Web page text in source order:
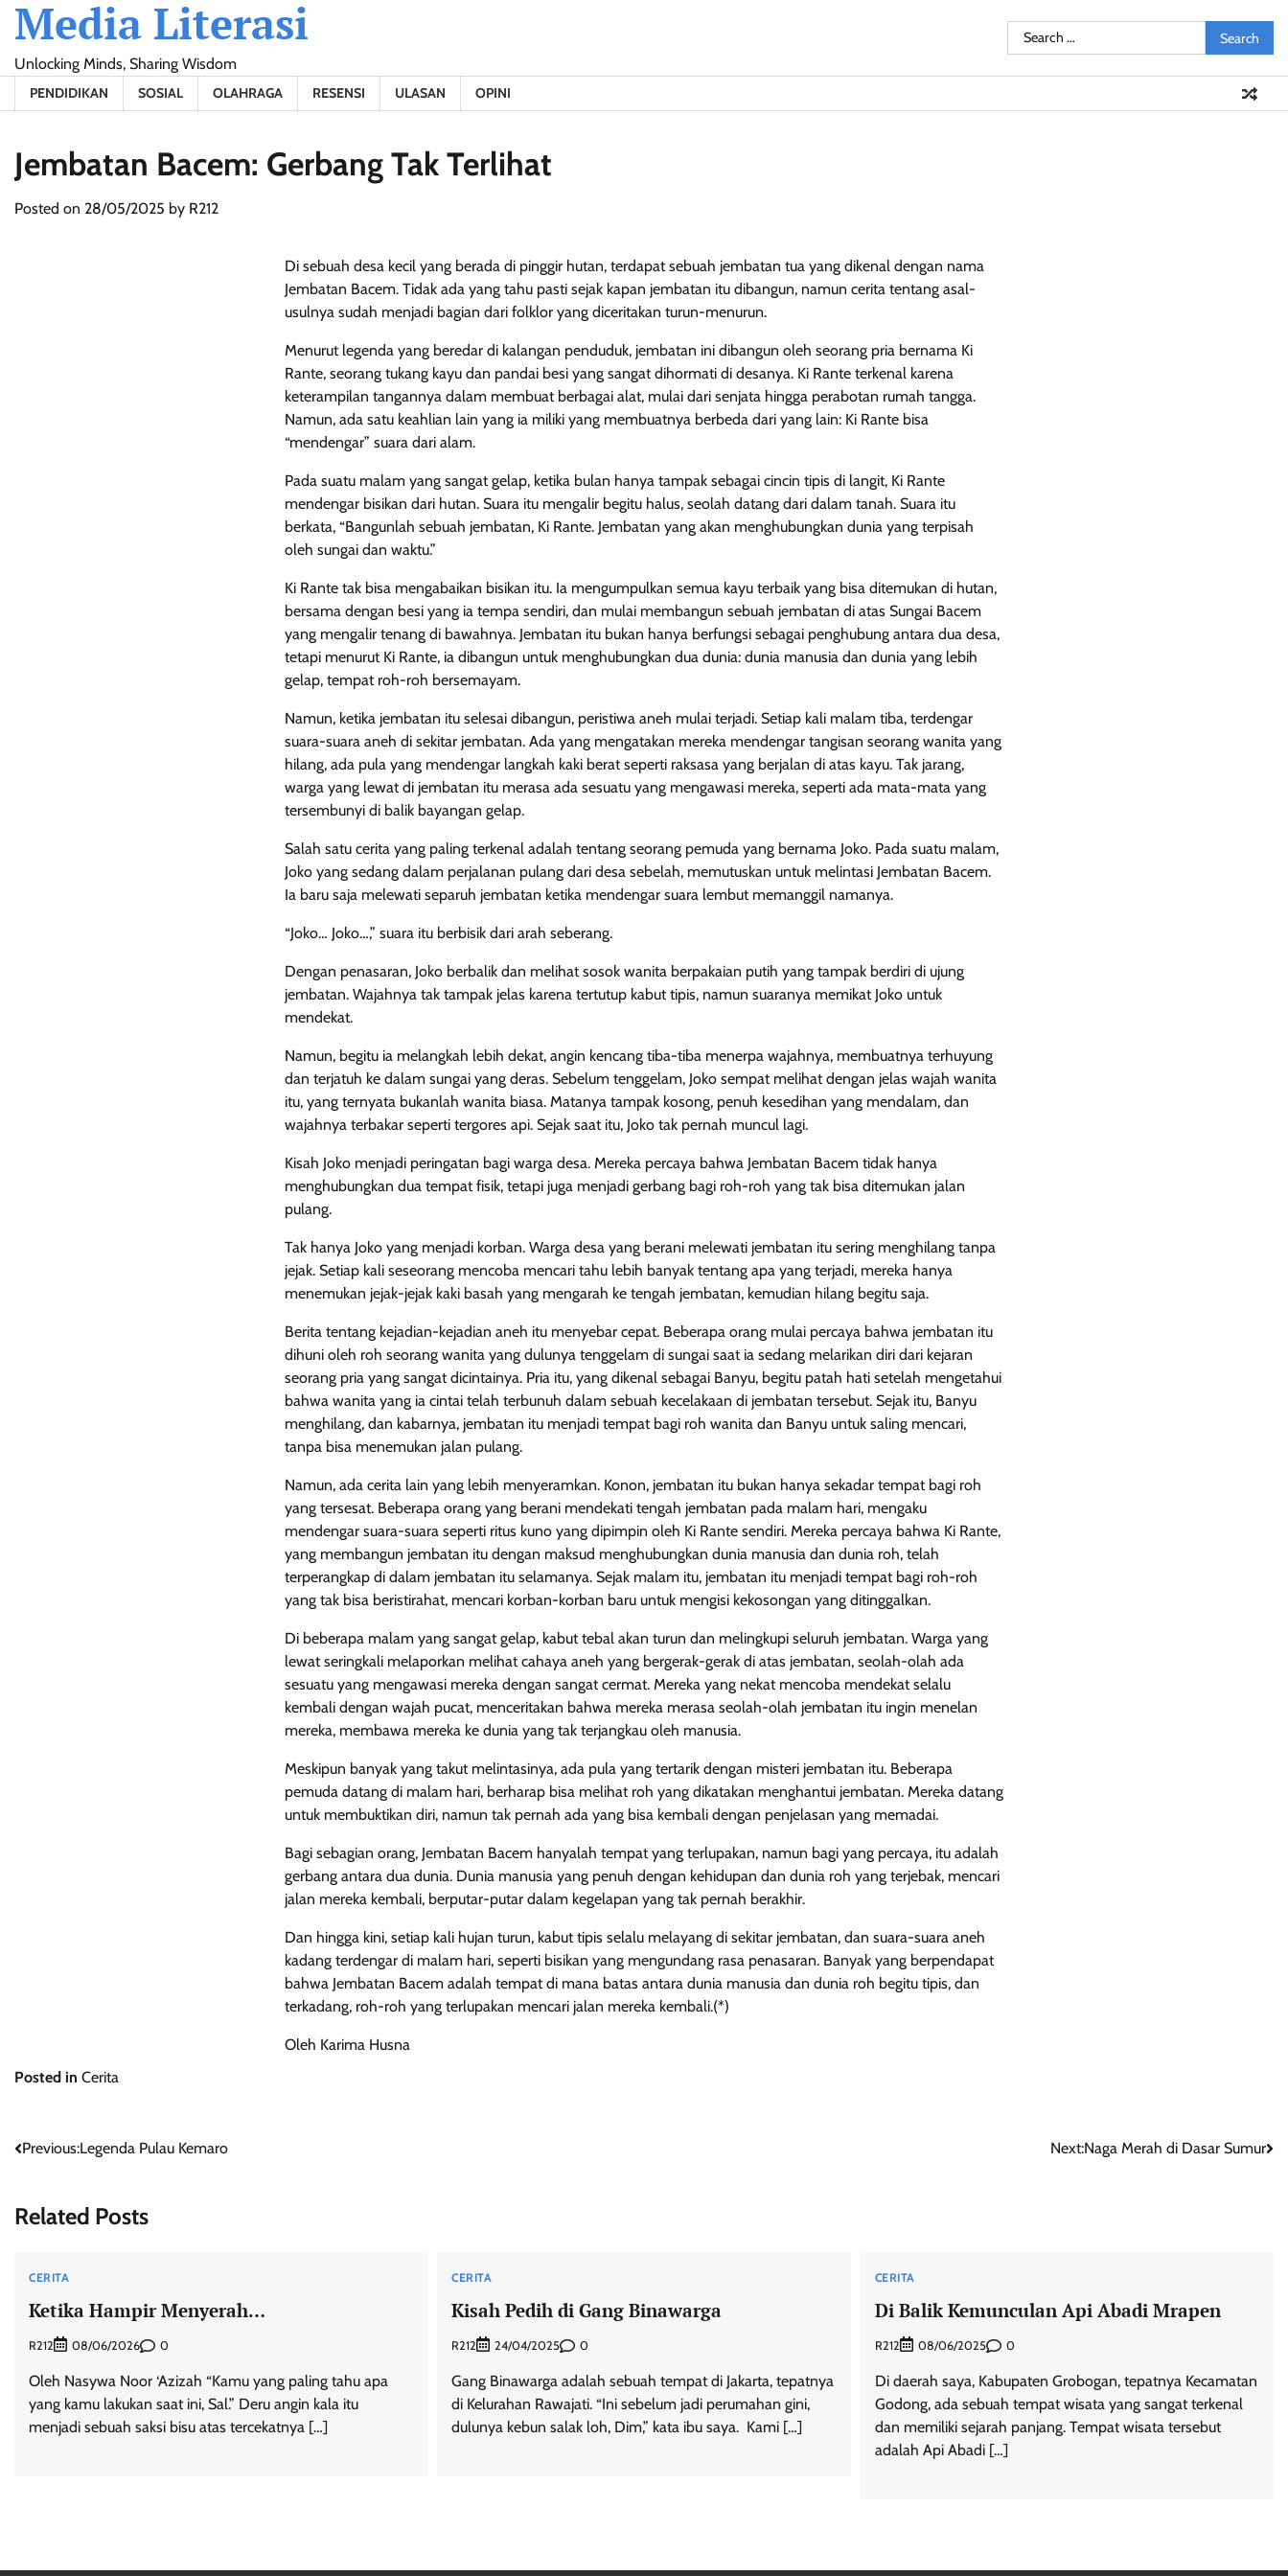
Skip
content
Media Literasi
Unlocking Minds, Sharing Wisdom
Opini
Search
for:
PENDIDIKAN SOSIAL OLAHRAGA RESENSI ULASAN OPINI
Jembatan Bacem: Gerbang Tak Terlihat
Posted on 28/05/2025 by R212
Di sebuah desa kecil yang berada di pinggir hutan, terdapat sebuah jembatan tua yang dikenal dengan nama
Jembatan Bacem. Tidak ada yang tahu pasti sejak kapan jembatan itu dibangun, namun cerita tentang asal-
usulnya sudah menjadi bagian dari folklor yang diceritakan turun-menurun.
Menurut legenda yang beredar di kalangan penduduk, jembatan ini dibangun oleh seorang pria bernama Ki
Rante, seorang tukang kayu dan pandai besi yang sangat dihormati di desanya. Ki Rante terkenal karena
keterampilan tangannya dalam membuat berbagai alat, mulai dari senjata hingga perabotan rumah tangga.
Namun, ada satu keahlian lain yang ia miliki yang membuatnya berbeda dari yang lain: Ki Rante bisa
“mendengar” suara dari alam.
Pada suatu malam yang sangat gelap, ketika bulan hanya tampak sebagai cincin tipis di langit, Ki Rante
mendengar bisikan dari hutan. Suara itu mengalir begitu halus, seolah datang dari dalam tanah. Suara itu
berkata, “Bangunlah sebuah jembatan, Ki Rante. Jembatan yang akan menghubungkan dunia yang terpisah
oleh sungai dan waktu.”
Ki Rante tak bisa mengabaikan bisikan itu. Ia mengumpulkan semua kayu terbaik yang bisa ditemukan di hutan,
bersama dengan besi yang ia tempa sendiri, dan mulai membangun sebuah jembatan di atas Sungai Bacem
yang mengalir tenang di bawahnya. Jembatan itu bukan hanya berfungsi sebagai penghubung antara dua desa,
tetapi menurut Ki Rante, ia dibangun untuk menghubungkan dua dunia: dunia manusia dan dunia yang lebih
gelap, tempat roh-roh bersemayam.
Namun, ketika jembatan itu selesai dibangun, peristiwa aneh mulai terjadi. Setiap kali malam tiba, terdengar
suara-suara aneh di sekitar jembatan. Ada yang mengatakan mereka mendengar tangisan seorang wanita yang
hilang, ada pula yang mendengar langkah kaki berat seperti raksasa yang berjalan di atas kayu. Tak jarang,
warga yang lewat di jembatan itu merasa ada sesuatu yang mengawasi mereka, seperti ada mata-mata yang
tersembunyi di balik bayangan gelap.
Salah satu cerita yang paling terkenal adalah tentang seorang pemuda yang bernama Joko. Pada suatu malam,
Joko yang sedang dalam perjalanan pulang dari desa sebelah, memutuskan untuk melintasi Jembatan Bacem.
Ia baru saja melewati separuh jembatan ketika mendengar suara lembut memanggil namanya.
“Joko… Joko…,” suara itu berbisik dari arah seberang.
Dengan penasaran, Joko berbalik dan melihat sosok wanita berpakaian putih yang tampak berdiri di ujung
jembatan. Wajahnya tak tampak jelas karena tertutup kabut tipis, namun suaranya memikat Joko untuk
mendekat.
Namun, begitu ia melangkah lebih dekat, angin kencang tiba-tiba menerpa wajahnya, membuatnya terhuyung
dan terjatuh ke dalam sungai yang deras. Sebelum tenggelam, Joko sempat melihat dengan jelas wajah wanita
itu, yang ternyata bukanlah wanita biasa. Matanya tampak kosong, penuh kesedihan yang mendalam, dan
wajahnya terbakar seperti tergores api. Sejak saat itu, Joko tak pernah muncul lagi.
Kisah Joko menjadi peringatan bagi warga desa. Mereka percaya bahwa Jembatan Bacem tidak hanya
menghubungkan dua tempat fisik, tetapi juga menjadi gerbang bagi roh-roh yang tak bisa ditemukan jalan
pulang.
Tak hanya Joko yang menjadi korban. Warga desa yang berani melewati jembatan itu sering menghilang tanpa
jejak. Setiap kali seseorang mencoba mencari tahu lebih banyak tentang apa yang terjadi, mereka hanya
menemukan jejak-jejak kaki basah yang mengarah ke tengah jembatan, kemudian hilang begitu saja.
Berita tentang kejadian-kejadian aneh itu menyebar cepat. Beberapa orang mulai percaya bahwa jembatan itu
dihuni oleh roh seorang wanita yang dulunya tenggelam di sungai saat ia sedang melarikan diri dari kejaran
seorang pria yang sangat dicintainya. Pria itu, yang dikenal sebagai Banyu, begitu patah hati setelah mengetahui
bahwa wanita yang ia cintai telah terbunuh dalam sebuah kecelakaan di jembatan tersebut. Sejak itu, Banyu
menghilang, dan kabarnya, jembatan itu menjadi tempat bagi roh wanita dan Banyu untuk saling mencari,
tanpa bisa menemukan jalan pulang.
Namun, ada cerita lain yang lebih menyeramkan. Konon, jembatan itu bukan hanya sekadar tempat bagi roh
yang tersesat. Beberapa orang yang berani mendekati tengah jembatan pada malam hari, mengaku
mendengar suara-suara seperti ritus kuno yang dipimpin oleh Ki Rante sendiri. Mereka percaya bahwa Ki Rante,
yang membangun jembatan itu dengan maksud menghubungkan dunia manusia dan dunia roh, telah
terperangkap di dalam jembatan itu selamanya. Sejak malam itu, jembatan itu menjadi tempat bagi roh-roh
yang tak bisa beristirahat, mencari korban-korban baru untuk mengisi kekosongan yang ditinggalkan.
Di beberapa malam yang sangat gelap, kabut tebal akan turun dan melingkupi seluruh jembatan. Warga yang
lewat seringkali melaporkan melihat cahaya aneh yang bergerak-gerak di atas jembatan, seolah-olah ada
sesuatu yang mengawasi mereka dengan sangat cermat. Mereka yang nekat mencoba mendekat selalu
kembali dengan wajah pucat, menceritakan bahwa mereka merasa seolah-olah jembatan itu ingin menelan
mereka, membawa mereka ke dunia yang tak terjangkau oleh manusia.
Meskipun banyak yang takut melintasinya, ada pula yang tertarik dengan misteri jembatan itu. Beberapa
pemuda datang di malam hari, berharap bisa melihat roh yang dikatakan menghantui jembatan. Mereka datang
untuk membuktikan diri, namun tak pernah ada yang bisa kembali dengan penjelasan yang memadai.
Bagi sebagian orang, Jembatan Bacem hanyalah tempat yang terlupakan, namun bagi yang percaya, itu adalah
gerbang antara dua dunia. Dunia manusia yang penuh dengan kehidupan dan dunia roh yang terjebak, mencari
jalan mereka kembali, berputar-putar dalam kegelapan yang tak pernah berakhir.
Dan hingga kini, setiap kali hujan turun, kabut tipis selalu melayang di sekitar jembatan, dan suara-suara aneh
kadang terdengar di malam hari, seperti bisikan yang mengundang rasa penasaran. Banyak yang berpendapat
bahwa Jembatan Bacem adalah tempat di mana batas antara dunia manusia dan dunia roh begitu tipis, dan
terkadang, roh-roh yang terlupakan mencari jalan mereka kembali.(*)
Oleh Karima Husna
Posted in Cerita
Post
Previous:Legenda Pulau Kemaro Next:Naga Merah di Dasar Sumur
Related Posts
CERITA
Ketika Hampir Menyerah…
R212 08/06/2026 0
Oleh Nasywa Noor ‘Azizah “Kamu yang paling tahu apa
yang kamu lakukan saat ini, Sal.” Deru angin kala itu
menjadi sebuah saksi bisu atas tercekatnya […]
CERITA
Kisah Pedih di Gang Binawarga
R212 24/04/2025 0
Gang Binawarga adalah sebuah tempat di Jakarta, tepatnya
di Kelurahan Rawajati. “Ini sebelum jadi perumahan gini,
dulunya kebun salak loh, Dim,” kata ibu saya. Kami […]
CERITA
Di Balik Kemunculan Api Abadi Mrapen
R212 08/06/2025 0
Di daerah saya, Kabupaten Grobogan, tepatnya Kecamatan
Godong, ada sebuah tempat wisata yang sangat terkenal
dan memiliki sejarah panjang. Tempat wisata tersebut
adalah Api Abadi […]